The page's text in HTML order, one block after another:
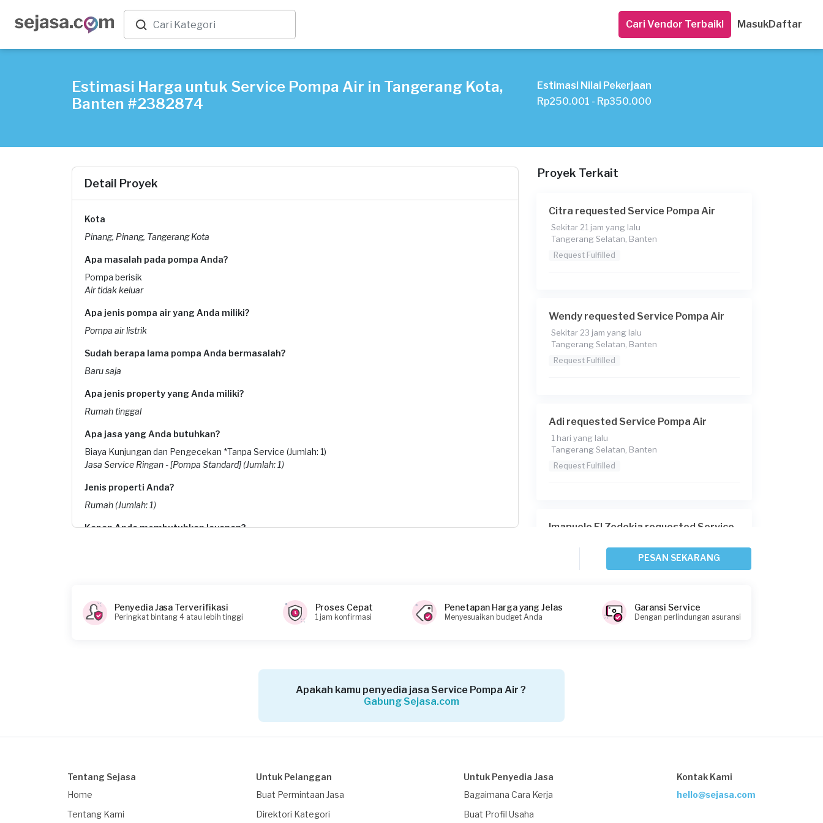
Cari Vendor Terbaik! MasukDaftar
Estimasi Harga untuk Service Pompa Air in Tangerang Kota,
Banten #2382874
Estimasi Nilai Pekerjaan
Rp250.001 - Rp350.000
Detail Proyek
Kota
Pinang, Pinang, Tangerang Kota
Apa masalah pada pompa Anda?
Pompa berisik
Air tidak keluar
Apa jenis pompa air yang Anda miliki?
Pompa air listrik
Sudah berapa lama pompa Anda bermasalah?
Baru saja
Apa jenis property yang Anda miliki?
Rumah tinggal
Apa jasa yang Anda butuhkan?
Biaya Kunjungan dan Pengecekan *Tanpa Service (Jumlah: 1)
Jasa Service Ringan - [Pompa Standard] (Jumlah: 1)
Jenis properti Anda?
Rumah (Jumlah: 1)
Kapan Anda membutuhkan layanan?
Berapa budget total untuk layanan ini?
Rp255.000 + Rp11.000 (biaya layanan)
Proyek Terkait
Citra requested Service Pompa Air
Sekitar 21 jam yang lalu
Tangerang Selatan, Banten
Request Fulfilled
Wendy requested Service Pompa Air
Sekitar 23 jam yang lalu
Tangerang Selatan, Banten
Request Fulfilled
Adi requested Service Pompa Air
1 hari yang lalu
Tangerang Selatan, Banten
Request Fulfilled
Imanuelo El Zedekia requested Service
Tangerang Kabupaten, Banten
Tangerang Kabupaten, Banten
Tangerang Kabupaten, Banten
PESAN SEKARANG
Penyedia Jasa Terverifikasi
Peringkat bintang 4 atau lebih tinggi
Proses Cepat
1 jam konfirmasi
Penetapan Harga yang Jelas
Menyesuaikan budget Anda
Garansi Service
Dengan perlindungan asuransi
Apakah kamu penyedia jasa Service Pompa Air ?
Gabung Sejasa.com
Tentang Sejasa
Home
Tentang Kami
Untuk Pelanggan
Buat Permintaan Jasa
Direktori Kategori
Untuk Penyedia Jasa
Bagaimana Cara Kerja
Buat Profil Usaha
Kontak Kami
hello@sejasa.com